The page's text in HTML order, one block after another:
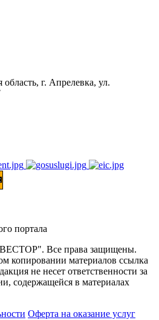
г. Апрелевка, ул.
портала
Все права защищены.
копировании материалов ссылка
не несет ответственности за
содержащейся в материалах
Оферта на оказание услуг